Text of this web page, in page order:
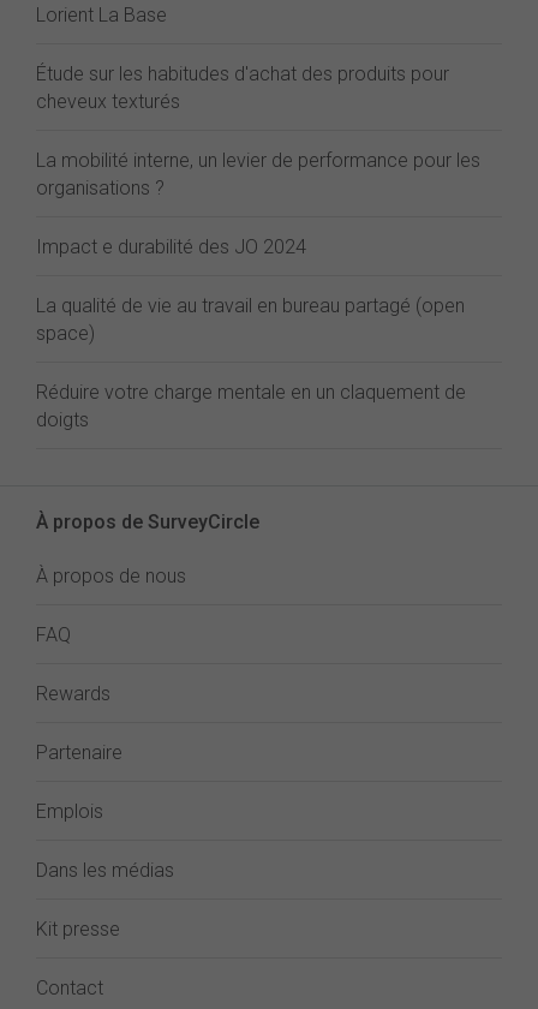
Lorient La Base
Étude sur les habitudes d'achat des produits pour
cheveux texturés
La mobilité interne, un levier de performance pour les
organisations ?
Impact e durabilité des JO 2024
La qualité de vie au travail en bureau partagé (open
space)
Réduire votre charge mentale en un claquement de
doigts
À propos de SurveyCircle
À propos de nous
FAQ
Rewards
Partenaire
Emplois
Dans les médias
Kit presse
Contact